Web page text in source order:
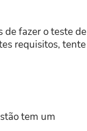
de fazer o teste de
requisitos, tente
tem um